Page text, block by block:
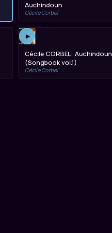
Auchindoun
Cécile Corbel
▶
Cécile CORBEL, Auchindoun
(Songbook vol.1)
Cécile Corbel